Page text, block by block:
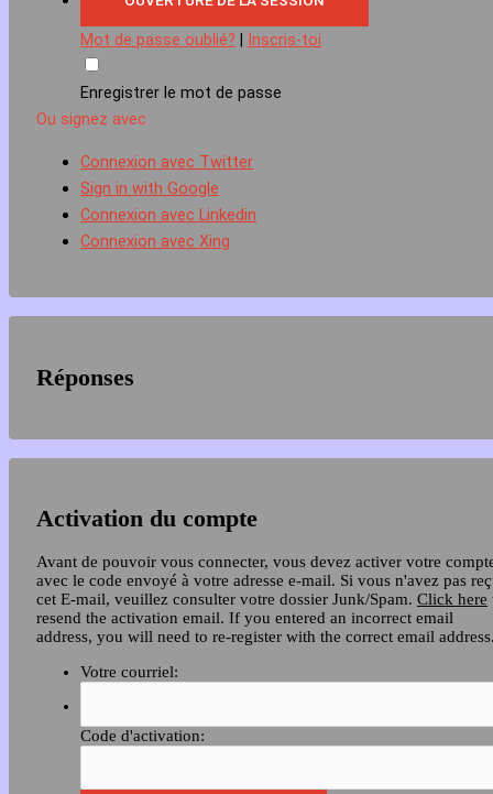
Mot de passe oublié? Inscris-toi
Enregistrer le mot de passe
Ou signez avec
Connexion avec Twitter
Sign in with Google
Connexion avec Linkedin
Connexion avec Xing
Réponses
Activation du compte
Avant de pouvoir vous connecter, vous devez activer votre
avec le code envoyé à votre adresse e-mail. Si vous n'avez pas
cet E-mail, veuillez consulter votre dossier Junk/Spam. Click here
resend the activation email. If you entered an incorrect email
address, you will need to re-register with the correct email
Votre courriel:
Code d'activation: